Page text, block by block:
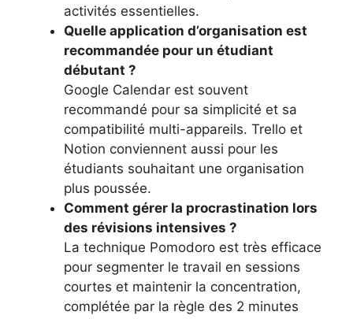
activités essentielles.
Quelle application d’organisation est
recommandée pour un étudiant
débutant ?
Google Calendar est souvent
recommandé pour sa simplicité et sa
compatibilité multi-appareils. Trello et
Notion conviennent aussi pour les
étudiants souhaitant une organisation
plus poussée.
Comment gérer la procrastination lors
des révisions intensives ?
La technique Pomodoro est très efficace
pour segmenter le travail en sessions
courtes et maintenir la concentration,
complétée par la règle des 2 minutes